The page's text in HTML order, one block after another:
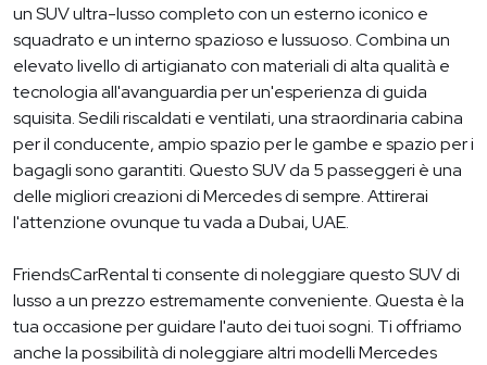
un SUV ultra-lusso completo con un esterno iconico e
squadrato e un interno spazioso e lussuoso. Combina un
elevato livello di artigianato con materiali di alta qualità e
tecnologia all'avanguardia per un'esperienza di guida
squisita. Sedili riscaldati e ventilati, una straordinaria cabina
per il conducente, ampio spazio per le gambe e spazio per i
bagagli sono garantiti. Questo SUV da 5 passeggeri è una
delle migliori creazioni di Mercedes di sempre. Attirerai
l'attenzione ovunque tu vada a Dubai, UAE.
FriendsCarRental ti consente di noleggiare questo SUV di
lusso a un prezzo estremamente conveniente. Questa è la
tua occasione per guidare l'auto dei tuoi sogni. Ti offriamo
anche la possibilità di noleggiare altri modelli Mercedes